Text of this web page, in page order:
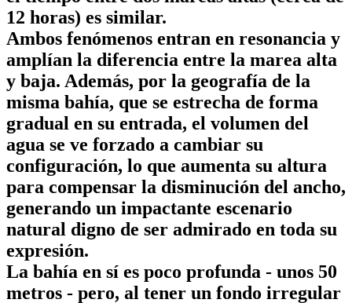
12 horas) es similar.
Ambos fenómenos entran en resonancia y
amplían la diferencia entre la marea alta
y baja. Además, por la geografía de la
misma bahía, que se estrecha de forma
gradual en su entrada, el volumen del
agua se ve forzado a cambiar su
configuración, lo que aumenta su altura
para compensar la disminución del ancho,
generando un impactante escenario
natural digno de ser admirado en toda su
expresión.
La bahía en sí es poco profunda - unos 50
metros - pero, al tener un fondo irregular